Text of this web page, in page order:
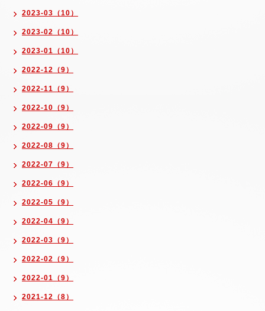
2023-03（10）
2023-02（10）
2023-01（10）
2022-12（9）
2022-11（9）
2022-10（9）
2022-09（9）
2022-08（9）
2022-07（9）
2022-06（9）
2022-05（9）
2022-04（9）
2022-03（9）
2022-02（9）
2022-01（9）
2021-12（8）